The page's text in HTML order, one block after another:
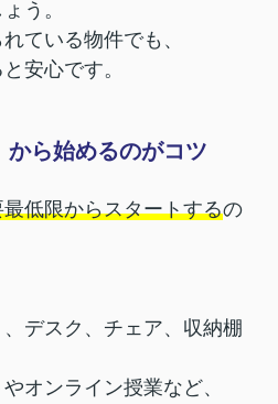
う。
ている物件でも、
安心です。
から始めるのがコツ
最低限からスタートするの
デスク、チェア、収納棚
オンライン授業など、